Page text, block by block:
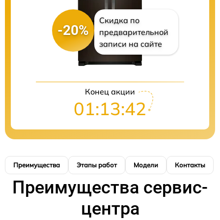
-20%
Скидка по
предварительной
записи на сайте
Конец акции
01:13:41
Преимущества Этапы работ Модели Контакты
Преимущества сервис-
центра